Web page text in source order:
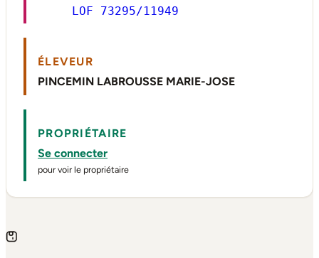
LOF 73295/11949
ÉLEVEUR
PINCEMIN LABROUSSE MARIE-JOSE
PROPRIÉTAIRE
Se connecter
pour voir le propriétaire